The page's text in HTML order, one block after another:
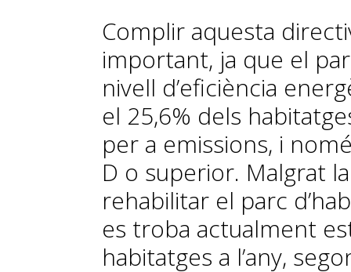
Complir aquesta
important, ja que el
nivell d’eficiència
el 25,6% dels
per a emissions, i
D o superior. Malgrat
rehabilitar el parc
es troba actualment
habitatges a l’any,